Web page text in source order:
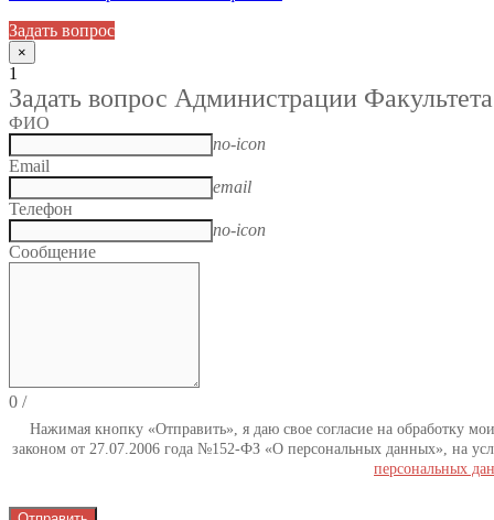
Задать вопрос
×
1
Задать вопрос Администрации Факультета
ФИО
no-icon
Email
email
Телефон
no-icon
Сообщение
0 /
Нажимая кнопку «Отправить», я даю свое согласие на обработку
законом от 27.07.2006 года №152-ФЗ «О персональных данных», на
персональных